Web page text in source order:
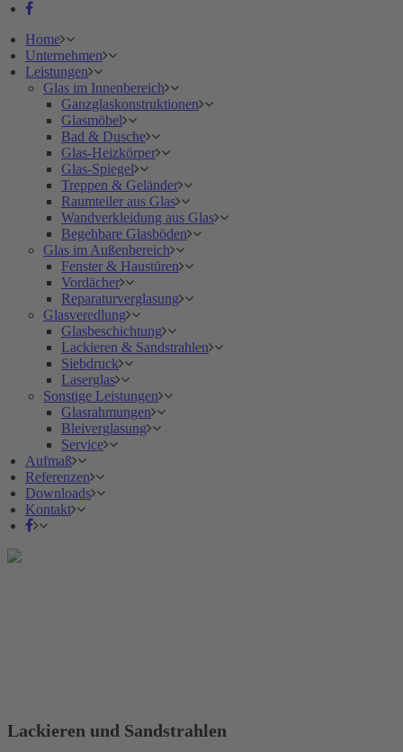
Home
Unternehmen
Leistungen
Glas im Innenbereich
Ganzglaskonstruktionen
Glasmöbel
Bad & Dusche
Glas-Heizkörper
Glas-Spiegel
Treppen & Geländer
Raumteiler aus Glas
Wandverkleidung aus Glas
Begehbare Glasböden
Glas im Außenbereich
Fenster & Haustüren
Vordächer
Reparaturverglasung
Glasveredlung
Glasbeschichtung
Lackieren & Sandstrahlen
Siebdruck
Laserglas
Sonstige Leistungen
Glasrahmungen
Bleiverglasung
Service
Aufmaß
Referenzen
Downloads
Kontakt
Lackieren und Sandstrahlen